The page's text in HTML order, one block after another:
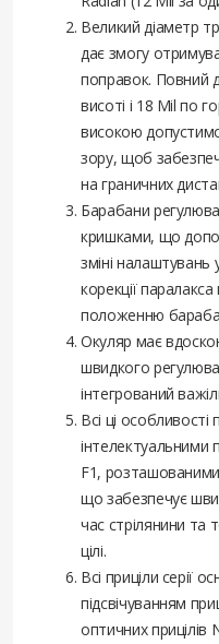
Великий діаметр
дає змогу
поправок. Повний
висоті і 18 Mil по
високою
зору, щоб
на граничних
Барабани
кришками, що
зміні налаштувань
корекції паралакса
положенню
Окуляр має
швидкого
інтегрований
Всі ці
інтелектуальними
F1,
що забезпечує
час стрілянини та
цілі.
Всі приціли серії
підсвічуванням
оптичних прицілів